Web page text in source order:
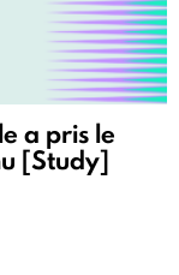
a pris le
[Study]